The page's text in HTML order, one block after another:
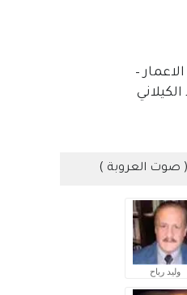
–
صوت العروبة )
وليد رباح